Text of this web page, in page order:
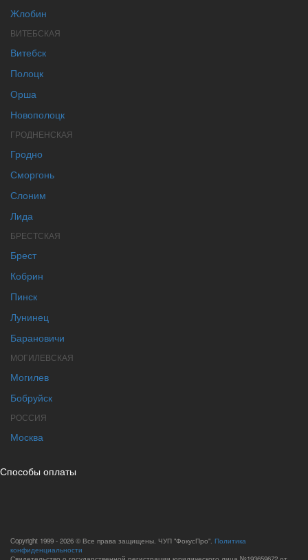
Жлобин
ВИТЕБСКАЯ
Витебск
Полоцк
Орша
Новополоцк
ГРОДНЕНСКАЯ
Гродно
Сморгонь
Слоним
Лида
БРЕСТСКАЯ
Брест
Кобрин
Пинск
Лунинец
Барановичи
МОГИЛЕВСКАЯ
Могилев
Бобруйск
РОССИЯ
Москва
Способы оплаты
Copyright 1999 - 2026 © Все права защищены. ЧУП "ФокусПро". Политика
конфиденциальности